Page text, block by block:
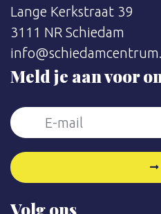
Lange Kerkstraat 39
3111 NR Schiedam
Meld je aan voor
Volg ons